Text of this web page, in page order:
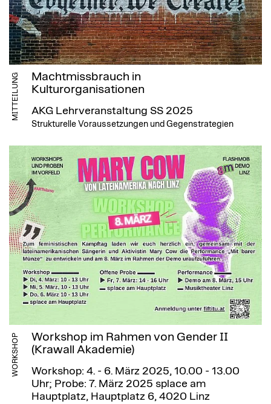
MITTEILUNG
Machtmissbrauch in
Kulturorganisationen
AKG Lehrveranstaltung SS 2025
Strukturelle Voraussetzungen und Gegenstrategien
WORKSHOP
Workshop im Rahmen von Gender II
(Krawall Akademie)
Workshop: 4. - 6. März 2025, 10.00 - 13.00
Uhr; Probe: 7. März 2025 splace am
Hauptplatz, Hauptplatz 6, 4020 Linz